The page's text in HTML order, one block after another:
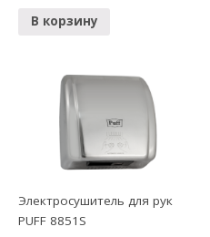
В корзину
Электросушитель для рук
PUFF 8851S